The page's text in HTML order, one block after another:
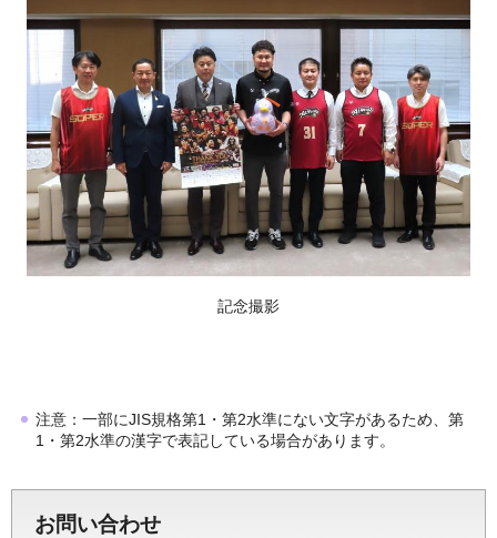
記念撮影
注意：一部にJIS規格第1・第2水準にない文字があるため、第
1・第2水準の漢字で表記している場合があります。
お問い合わせ